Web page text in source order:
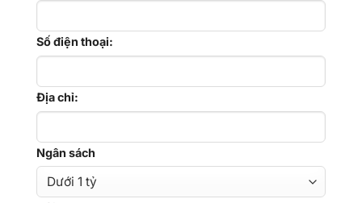
Số điện thoại:
Địa chỉ:
Ngân sách